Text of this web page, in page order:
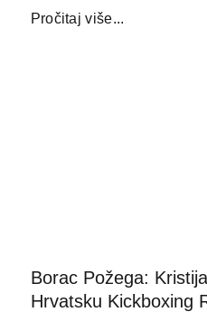
Pročitaj više...
Borac Požega:
Hrvatsku Kickboxing